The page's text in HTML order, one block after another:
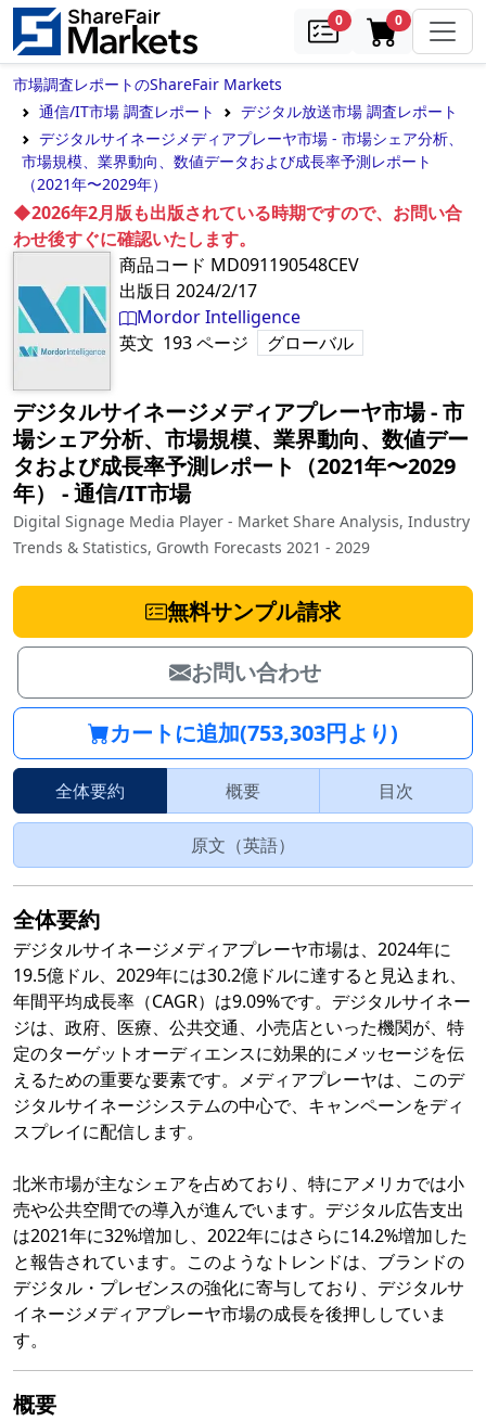
0samples0in cart
市場調査レポートのShareFair Markets
通信/IT市場 調査レポート
デジタル放送市場 調査レポート
デジタルサイネージメディアプレーヤ市場 - 市場シェア分析、
市場規模、業界動向、数値データおよび成長率予測レポート
（2021年〜2029年）
◆2026年2月版も出版されている時期ですので、お問い合
わせ後すぐに確認いたします。
商品コード MD091190548CEV
出版日 2024/2/17
Mordor Intelligence
英文 193ページ グローバル
デジタルサイネージメディアプレーヤ市場 - 市
場シェア分析、市場規模、業界動向、数値デー
タおよび成長率予測レポート（2021年〜2029
年）
‐通信/IT市場
Digital Signage Media Player - Market Share Analysis, Industry
Trends & Statistics, Growth Forecasts 2021 - 2029
無料サンプル請求
お問い合わせ
カートに追加(753,303円より)
全体要約 概要 目次
原文（英語）
全体要約
デジタルサイネージメディアプレーヤ市場は、2024年に
19.5億ドル、2029年には30.2億ドルに達すると見込まれ、
年間平均成長率（CAGR）は9.09%です。デジタルサイネー
ジは、政府、医療、公共交通、小売店といった機関が、特
定のターゲットオーディエンスに効果的にメッセージを伝
えるための重要な要素です。メディアプレーヤは、このデ
ジタルサイネージシステムの中心で、キャンペーンをディ
スプレイに配信します。
北米市場が主なシェアを占めており、特にアメリカでは小
売や公共空間での導入が進んでいます。デジタル広告支出
は2021年に32%増加し、2022年にはさらに14.2%増加した
と報告されています。このようなトレンドは、ブランドの
デジタル・プレゼンスの強化に寄与しており、デジタルサ
イネージメディアプレーヤ市場の成長を後押ししていま
す。
概要